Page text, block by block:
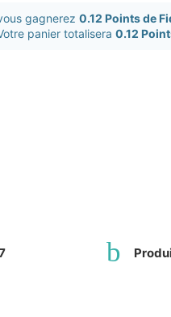
gagnerez 0.12 Points de
panier totalisera 0.12